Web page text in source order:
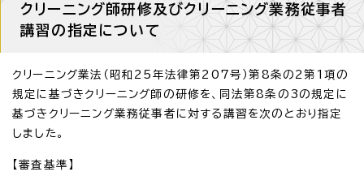
クリーニング師研修及びクリーニング業務従事者
講習の指定について
クリーニング業法（昭和25年法律第207号）第8条の2第1項の
規定に基づきクリーニング師の研修を、同法第8条の3の規定に
基づきクリーニング業務従事者に対する講習を次のとおり指定
しました。
【審査基準】